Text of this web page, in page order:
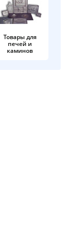
Товары для
печей и
каминов